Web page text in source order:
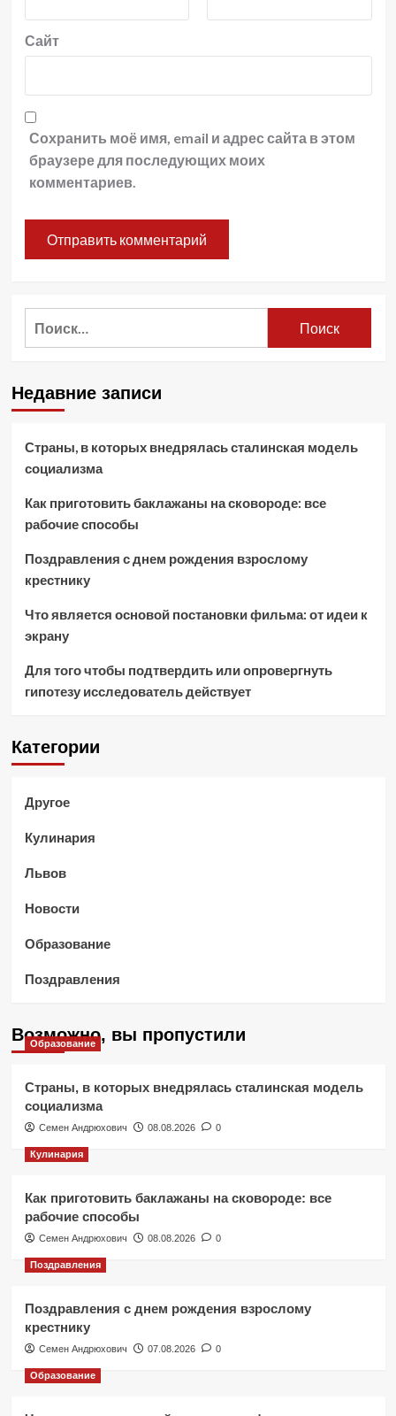
Сайт
Сохранить моё имя, email и адрес сайта в этом
браузере для последующих моих
комментариев.
Недавние записи
Страны, в которых внедрялась сталинская модель
социализма
Как приготовить баклажаны на сковороде: все
рабочие способы
Поздравления с днем рождения взрослому
крестнику
Что является основой постановки фильма: от идеи к
экрану
Для того чтобы подтвердить или опровергнуть
гипотезу исследователь действует
Категории
Другое
Кулинария
Львов
Новости
Образование
Поздравления
Возможно, вы пропустили
Образование
Страны, в которых внедрялась сталинская модель
социализма
Семен Андрюхович 08.08.2026 0
Кулинария
Как приготовить баклажаны на сковороде: все
рабочие способы
Семен Андрюхович 08.08.2026 0
Поздравления
Поздравления с днем рождения взрослому
крестнику
Семен Андрюхович 07.08.2026 0
Образование